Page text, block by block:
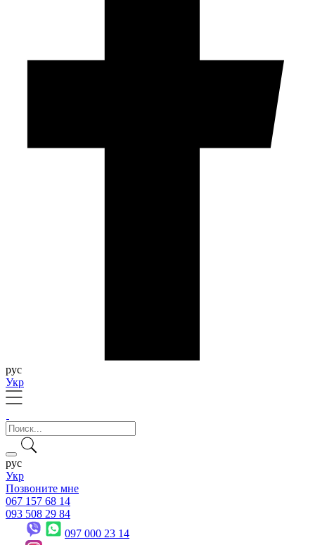
рус
Укр
рус
Укр
Позвоните мне
067 157 68 14
093 508 29 84
097 000 23 14